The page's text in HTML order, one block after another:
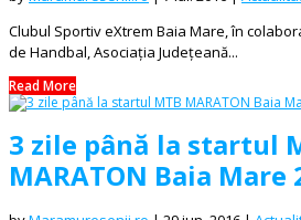
Clubul Sportiv eXtrem Baia Mare, în
de Handbal, Asociația Județeană...
Read More
3 zile până la startul
MARATON Baia Mare